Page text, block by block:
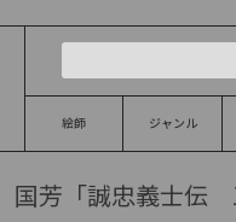
絵師 ジャンル
国芳「誠忠義士伝